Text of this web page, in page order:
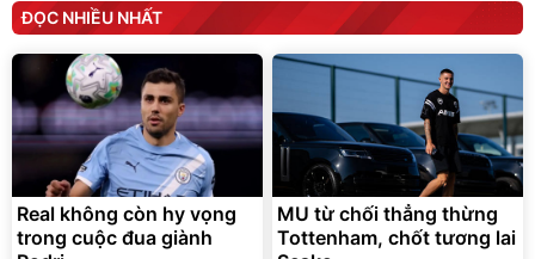
ĐỌC NHIỀU NHẤT
Real không còn hy vọng
trong cuộc đua giành
MU từ chối thẳng thừng
Tottenham, chốt tương lai